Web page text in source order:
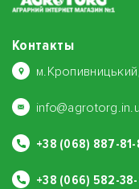
Контакты
+38 (068) 887-81-
+38 (066) 582-